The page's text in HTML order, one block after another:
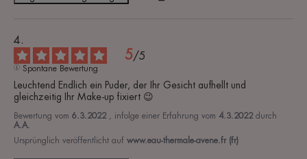
5/5
Spontane Bewertung
Leuchtend Endlich ein Puder, der Ihr Gesicht aufhellt und
gleichzeitig Ihr Make-up fixiert 😉
Bewertung vom 6.3.2022 , infolge einer Erfahrung vom 4.3.2022 durch
A.A.
Ursprünglich veröffentlicht auf www.eau-thermale-avene.fr (fr)